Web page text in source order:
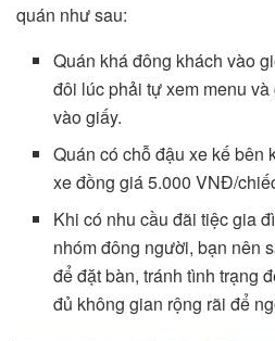
quán như sau:
Quán khá đông khách vào
đôi lúc phải tự xem menu
vào giấy.
Quán có chỗ đậu xe kế bên
xe đồng giá 5.000 VNĐ/
Khi có nhu cầu đãi tiệc gia
nhóm đông người, bạn nên
để đặt bàn, tránh tình trạng
đủ không gian rộng rãi để